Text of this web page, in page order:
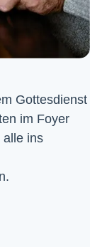
Gottesdienst
im Foyer
alle ins